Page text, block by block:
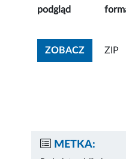
podgląd
ZOBACZ ZIP
METKA: